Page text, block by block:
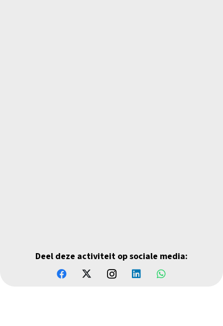
Deel deze activiteit op sociale media: